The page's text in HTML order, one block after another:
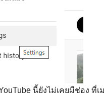
นี้ยังไม่เคยมีช่อง ที่